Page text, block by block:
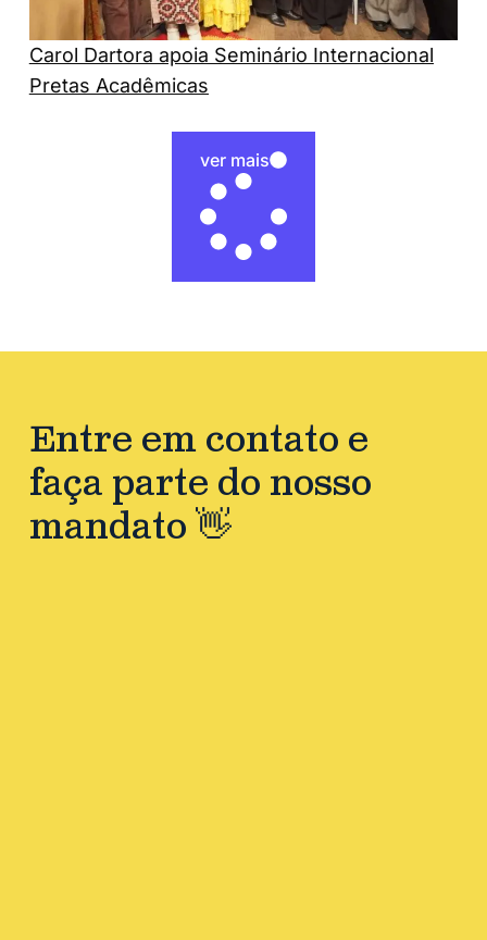
Carol Dartora apoia Seminário Internacional
Pretas Acadêmicas
ver mais
Entre em contato e
faça parte do nosso
mandato 👋